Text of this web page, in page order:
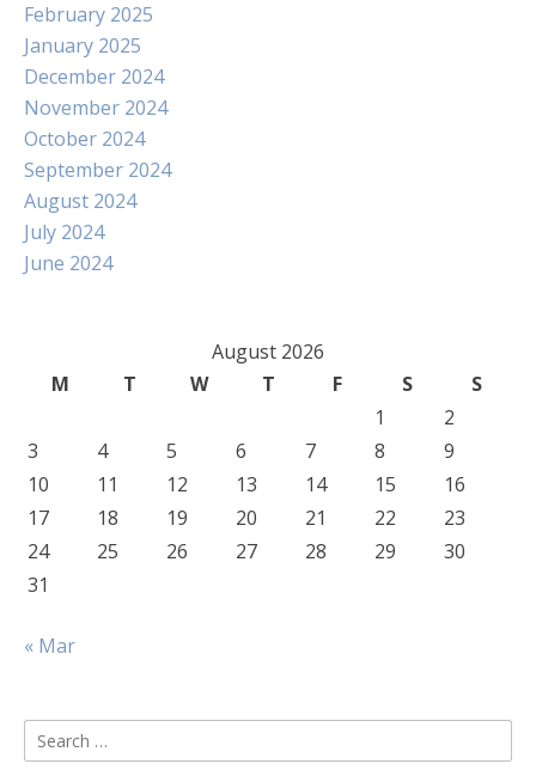
February 2025
January 2025
December 2024
November 2024
October 2024
September 2024
August 2024
July 2024
June 2024
August 2026
M
T W T F S
S
1
2
3
4 5 6 7 8
9
10
11 12 13 14 15
16
17
18 19 20 21 22
23
24
25 26 27 28 29
30
31
« Mar
Search
for: